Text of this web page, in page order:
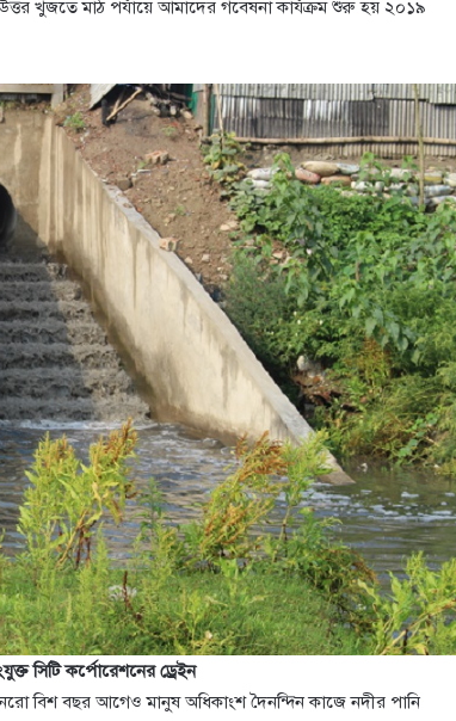
খুজতে মাঠ পর্যায়ে আমাদের গবেষনা কার্যক্রম শুরু হয় ২০১৯
সিটি কর্পোরেশনের ড্রেইন
বিশ বছর আগেও মানুষ অধিকাংশ দৈনন্দিন কাজে নদীর পানি